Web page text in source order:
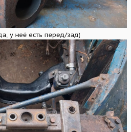
у неё есть перед/зад)